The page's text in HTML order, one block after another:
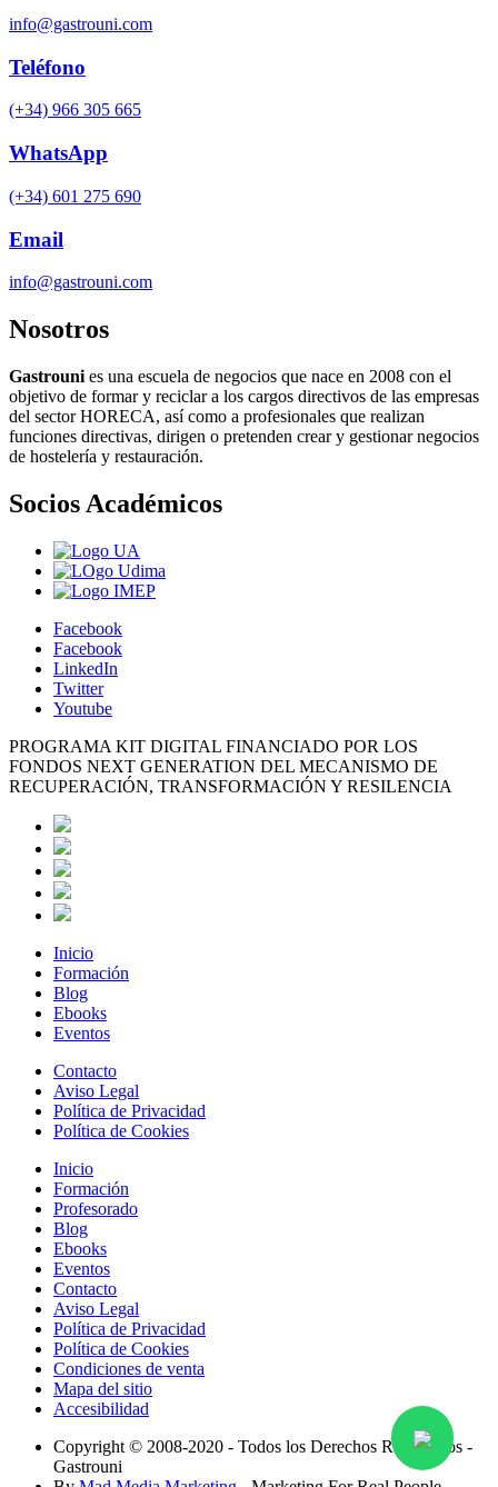
info@gastrouni.com
Teléfono
(+34) 966 305 665
WhatsApp
(+34) 601 275 690
Email
info@gastrouni.com
Nosotros
Gastrouni es una escuela de negocios que nace en 2008 con el
objetivo de formar y reciclar a los cargos directivos de las empresas
del sector HORECA, así como a profesionales que realizan
funciones directivas, dirigen o pretenden crear y gestionar negocios
de hostelería y restauración.
Socios Académicos
Facebook
Facebook
LinkedIn
Twitter
Youtube
PROGRAMA KIT DIGITAL FINANCIADO POR LOS
FONDOS NEXT GENERATION DEL MECANISMO DE
RECUPERACIÓN, TRANSFORMACIÓN Y RESILENCIA
Inicio
Formación
Blog
Ebooks
Eventos
Contacto
Aviso Legal
Política de Privacidad
Política de Cookies
Inicio
Formación
Profesorado
Blog
Ebooks
Eventos
Contacto
Aviso Legal
Política de Privacidad
Política de Cookies
Condiciones de venta
Mapa del sitio
Accesibilidad
Copyright © 2008-2020 - Todos los Derechos Reservados -
Gastrouni